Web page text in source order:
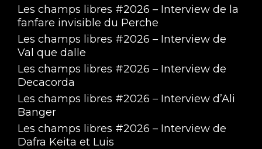
Les champs libres #2026 – Interview de la
fanfare invisible du Perche
Les champs libres #2026 – Interview de
Val que dalle
Les champs libres #2026 – Interview de
Decacorda
Les champs libres #2026 – Interview d’Ali
Banger
Les champs libres #2026 – Interview de
Dafra Keita et Luis